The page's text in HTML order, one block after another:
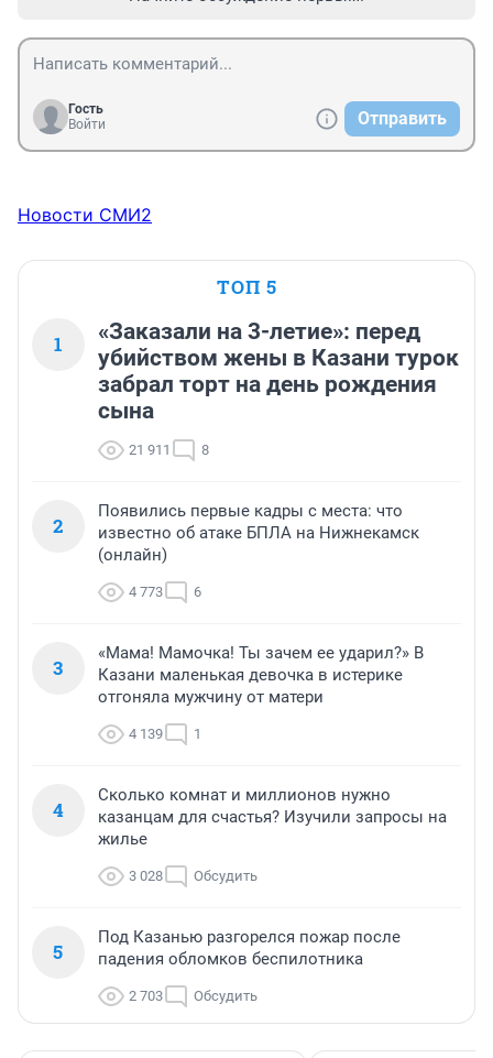
Гость
Войти
Отправить
Новости СМИ2
ТОП 5
1
«Заказали на 3-летие»: перед
убийством жены в Казани турок
забрал торт на день рождения
сына
21 911 8
2
Появились первые кадры с места: что
известно об атаке БПЛА на Нижнекамск
(онлайн)
4 773 6
3
«Мама! Мамочка! Ты зачем ее ударил?» В
Казани маленькая девочка в истерике
отгоняла мужчину от матери
4 139 1
4
Сколько комнат и миллионов нужно
казанцам для счастья? Изучили запросы на
жилье
3 028 Обсудить
5
Под Казанью разгорелся пожар после
падения обломков беспилотника
2 703 Обсудить